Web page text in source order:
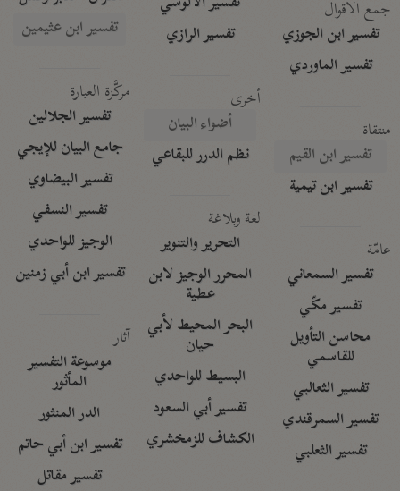
جمع الأقوال
تفسير ابن الجوزي
تفسير الماوردي
منتقاة
تفسير ابن القيم
تفسير ابن تيمية
عامّة
تفسير السمعاني
تفسير مكّي
محاسن التأويل
للقاسمي
تفسير الثعالبي
تفسير السمرقندي
تفسير الثعلبي
تفسير الرازي
أخرى
أضواء البيان
نظم الدرر للبقاعي
لغة وبلاغة
التحرير والتنوير
المحرر الوجيز لابن
عطية
البحر المحيط لأبي
حيان
البسيط للواحدي
تفسير أبي السعود
الكشاف للزمخشري
تفسير ابن عثيمين
مركَّزة العبارة
تفسير الجلالين
جامع البيان للإيجي
تفسير البيضاوي
تفسير النسفي
الوجيز للواحدي
تفسير ابن أبي زمنين
آثار
موسوعة التفسير
المأثور
الدر المنثور
تفسير ابن أبي حاتم
تفسير مقاتل